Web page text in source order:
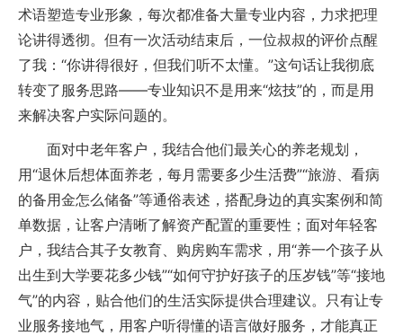
术语塑造专业形象，每次都准备大量专业内容，力求把理
论讲得透彻。但有一次活动结束后，一位叔叔的评价点醒
了我：“你讲得很好，但我们听不太懂。”这句话让我彻底
转变了服务思路——专业知识不是用来“炫技”的，而是用
来解决客户实际问题的。
面对中老年客户，我结合他们最关心的养老规划，
用“退休后想体面养老，每月需要多少生活费”“旅游、看病
的备用金怎么储备”等通俗表述，搭配身边的真实案例和简
单数据，让客户清晰了解资产配置的重要性；面对年轻客
户，我结合其子女教育、购房购车需求，用“养一个孩子从
出生到大学要花多少钱”“如何守护好孩子的压岁钱”等“接地
气”的内容，贴合他们的生活实际提供合理建议。只有让专
业服务接地气，用客户听得懂的语言做好服务，才能真正